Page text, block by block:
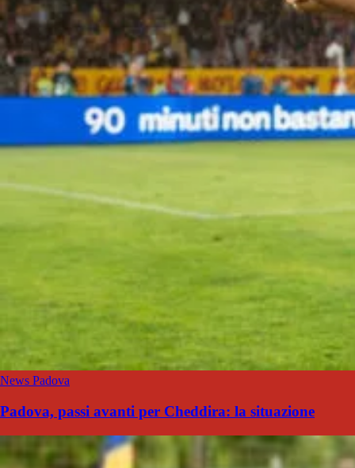
News Padova
Padova, passi avanti per Cheddira: la situazione